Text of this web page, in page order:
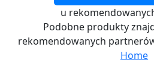
u
Podobne produkty
rekomendowanych
Home